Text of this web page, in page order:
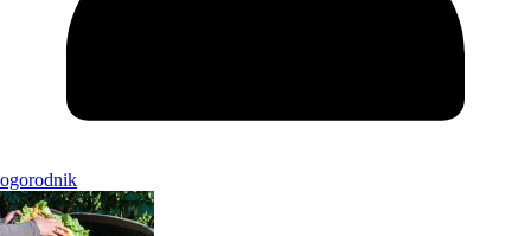
ogorodnik